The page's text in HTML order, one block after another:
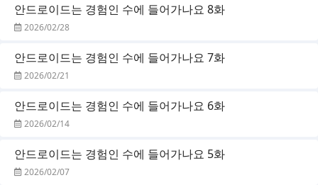
안드로이드는 경험인 수에 들어가나요 8화
2026/02/28
안드로이드는 경험인 수에 들어가나요 7화
2026/02/21
안드로이드는 경험인 수에 들어가나요 6화
2026/02/14
안드로이드는 경험인 수에 들어가나요 5화
2026/02/07